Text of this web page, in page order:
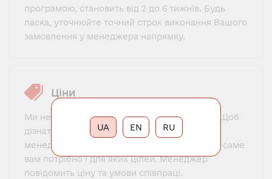
програмою, становить від 2 до 6 тижнів. Будь
ласка, уточнюйте точний строк виконання Вашого
замовлення у менеджера напрямку.
Ціни
Ми не пропонуємо фіксований прайс-лист. Щоб
дізнатися ціну, потрібно зв'язатися з нашим
менеджером, познайомитися, пояснити, що саме
вам потрібно і для яких цілей. Менеджер
повідомить ціну та умови співпраці.
RU
UA EN